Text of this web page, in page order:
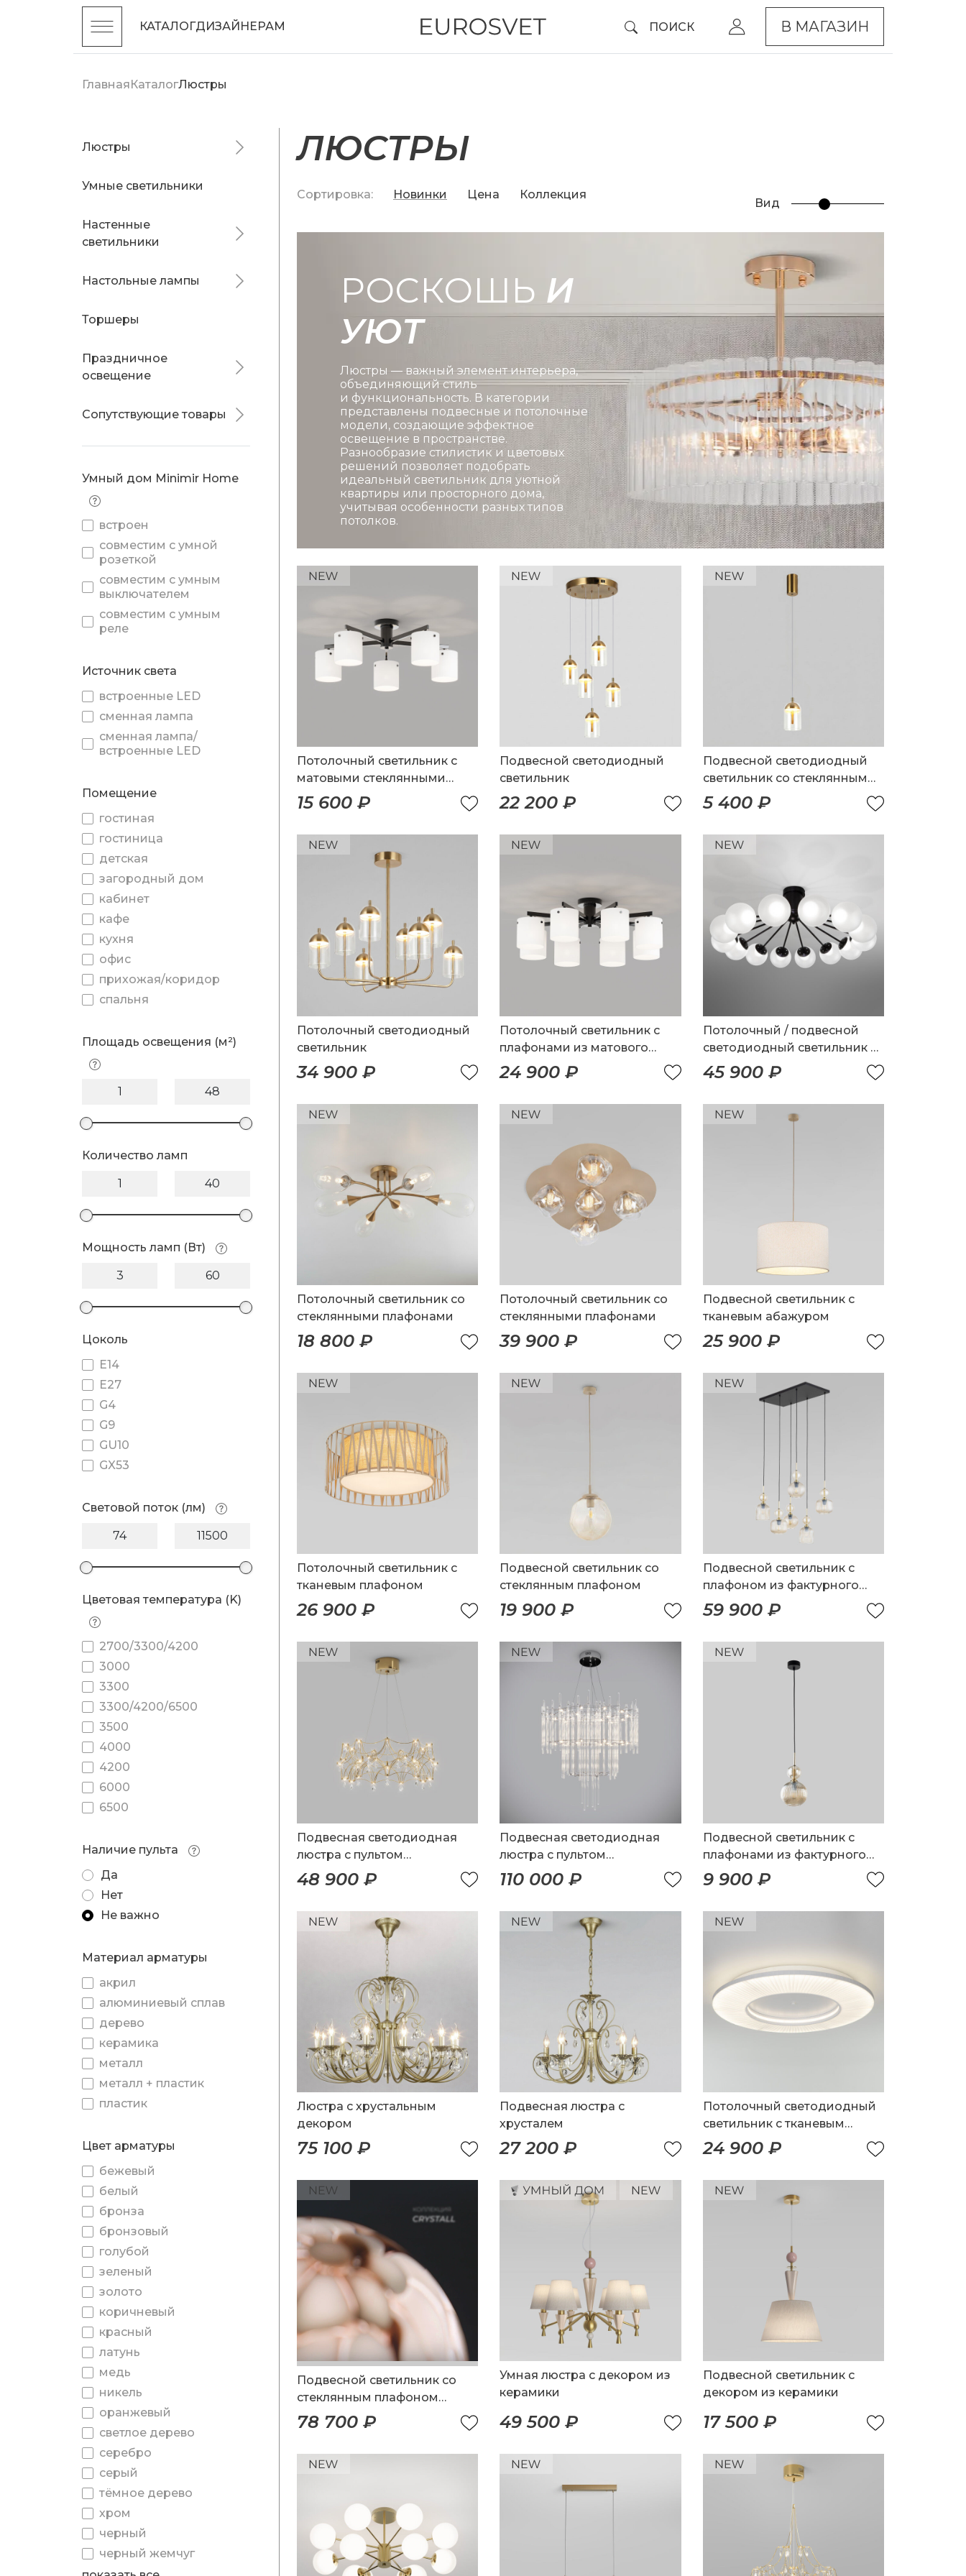
КАТАЛОГДИЗАЙНЕРАМ ПОИСК В МАГАЗИН
ГлавнаяКаталогЛюстры
Люстры
Умные светильники
Настенные
светильники
Настольные лампы
Торшеры
Праздничное
освещение
Сопутствующие товары
Умный дом Minimir Home
встроен
совместим с умной
розеткой
совместим с умным
выключателем
совместим с умным
реле
Источник света
встроенные LED
сменная лампа
сменная лампа/
встроенные LED
Помещение
гостиная
гостиница
детская
загородный дом
кабинет
кафе
кухня
офис
прихожая/коридор
спальня
Площадь освещения (м²)
Количество ламп
Мощность ламп (Вт)
Цоколь
E14
E27
G4
G9
GU10
GX53
Световой поток (лм)
Цветовая температура (K)
2700/3300/4200
3000
3300
3300/4200/6500
3500
4000
4200
6000
6500
Наличие пульта
Да
Нет
Не важно
Материал арматуры
акрил
алюминиевый сплав
дерево
керамика
металл
металл + пластик
пластик
Цвет арматуры
бежевый
белый
бронза
бронзовый
голубой
зеленый
золото
коричневый
красный
латунь
медь
никель
оранжевый
светлое дерево
серебро
серый
тёмное дерево
хром
черный
черный жемчуг
ЛЮСТРЫ
Сортировка: Новинки Цена Коллекция
Вид
РОСКОШЬ И
УЮТ
Люстры — важный элемент интерьера,
объединяющий стиль
и функциональность. В категории
представлены подвесные и потолочные
модели, создающие эффектное
освещение в пространстве.
Разнообразие стилистик и цветовых
решений позволяет подобрать
идеальный светильник для уютной
квартиры или просторного дома,
учитывая особенности разных типов
потолков.
Потолочный светильник с
матовыми стеклянными
плафонами
15 600 ₽
Подвесной светодиодный
светильник
22 200 ₽
Подвесной светодиодный
светильник со стеклянным
плафоном
5 400 ₽
Потолочный светодиодный
светильник
34 900 ₽
Потолочный светильник с
плафонами из матового
стекла
24 900 ₽
Потолочный / подвесной
светодиодный светильник с
регулировкой цветовой
температуры
45 900 ₽
Потолочный светильник со
стеклянными плафонами
18 800 ₽
Потолочный светильник со
стеклянными плафонами
39 900 ₽
Подвесной светильник с
тканевым абажуром
25 900 ₽
Потолочный светильник с
тканевым плафоном
26 900 ₽
Подвесной светильник со
стеклянным плафоном
19 900 ₽
Подвесной светильник с
плафоном из фактурного
стекла
59 900 ₽
Подвесная светодиодная
люстра с пультом
управления
48 900 ₽
Подвесная светодиодная
люстра с пультом
управления и декором из
акрила
110 000 ₽
Подвесной светильник с
плафонами из фактурного
стекла
9 900 ₽
Люстра с хрустальным
декором
75 100 ₽
Подвесная люстра с
хрусталем
27 200 ₽
Потолочный светодиодный
светильник с тканевым
рассеивателем
24 900 ₽
Подвесной светильник со
стеклянным плафоном
ручной работы
78 700 ₽
Умная люстра с декором из
керамики
49 500 ₽
Подвесной светильник с
декором из керамики
17 500 ₽